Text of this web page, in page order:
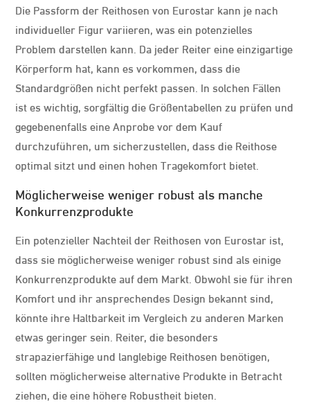
Die Passform der Reithosen von Eurostar kann je nach
individueller Figur variieren, was ein potenzielles
Problem darstellen kann. Da jeder Reiter eine einzigartige
Körperform hat, kann es vorkommen, dass die
Standardgrößen nicht perfekt passen. In solchen Fällen
ist es wichtig, sorgfältig die Größentabellen zu prüfen und
gegebenenfalls eine Anprobe vor dem Kauf
durchzuführen, um sicherzustellen, dass die Reithose
optimal sitzt und einen hohen Tragekomfort bietet.
Möglicherweise weniger robust als manche
Konkurrenzprodukte
Ein potenzieller Nachteil der Reithosen von Eurostar ist,
dass sie möglicherweise weniger robust sind als einige
Konkurrenzprodukte auf dem Markt. Obwohl sie für ihren
Komfort und ihr ansprechendes Design bekannt sind,
könnte ihre Haltbarkeit im Vergleich zu anderen Marken
etwas geringer sein. Reiter, die besonders
strapazierfähige und langlebige Reithosen benötigen,
sollten möglicherweise alternative Produkte in Betracht
ziehen, die eine höhere Robustheit bieten.